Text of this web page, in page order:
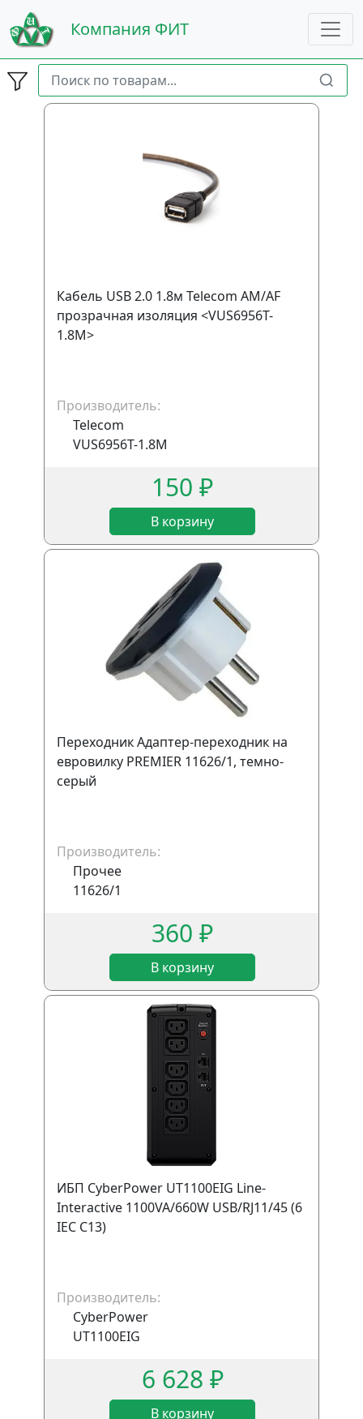
Компания ФИТ
Кабель USB 2.0 1.8м Telecom AM/AF
прозрачная изоляция <VUS6956T-
1.8M>
Производитель:
Telecom
VUS6956T-1.8M
150 ₽
В корзину
Переходник Адаптер-переходник на
евровилку PREMIER 11626/1, темно-
серый
Производитель:
Прочее
11626/1
360 ₽
В корзину
ИБП CyberPower UT1100EIG Line-
Interactive 1100VA/660W USB/RJ11/45 (6
IEC С13)
Производитель:
CyberPower
UT1100EIG
6 628 ₽
В корзину